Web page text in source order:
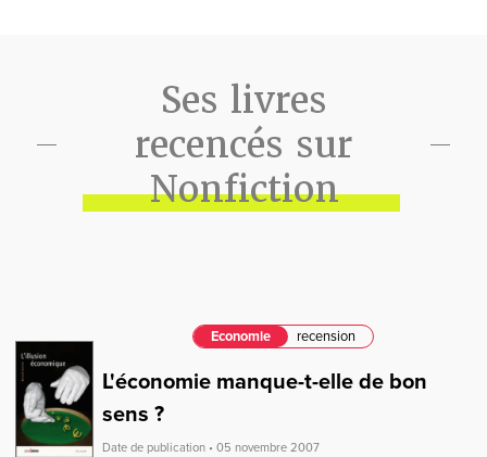
Ses livres
recencés sur
Nonfiction
Economie recension
L'économie manque-t-elle de bon
sens ?
Date de publication • 05 novembre 2007